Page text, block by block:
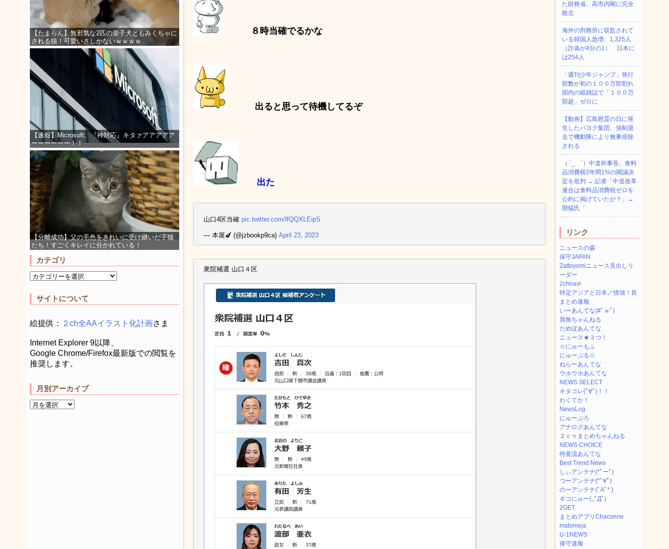
【たまらん】無邪気な2匹の柴子犬ともみくちゃに
される猫！可愛いさしかないｗｗｗｗ
【速報】Microsoft、『神対応』キタァアアアアア
ーーーーーー！！
【分離成功】父の毛色をきれいに受け継いだ子猫
たち！すごくキレイに分かれている！
カテゴリ
サイトについて
絵提供： ２ch全AAイラスト化計画さま
Internet Explorer 9以降、
Google Chrome/Firefox最新版での閲覧を
推奨します。
月別アーカイブ
８時当確でるかな
出ると思って待機してるぞ
出た
山口4区当確 pic.twitter.com/lfQQXLEipS
— 本屋🍆 (@jzbookp9ca) April 23, 2023
衆院補選 山口４区
た財務省、高市内閣に完全
敗北
海外の刑務所に収監されて
いる韓国人急増、1,325人
（詐偽が4分の1） 日本に
は254人
「週刊少年ジャンプ」発行
部数が初の１００万部割れ
国内の紙雑誌で「１００万
部超」ゼロに
【動画】広島慰霊の日に発
生したパヨク集団、強制退
去で機動隊により無事排除
される
（ ´_ゝ`）中道幹事長、食料
品消費税2年間1%の閣議決
定を批判 → 記者「中道改革
連合は食料品消費税ゼロを
公約に掲げていたが？」→
階猛氏「
リンク
ニュースの森
保守JAPAN
Zattoyomiニュース見出しリ
ーダー
2chnavi
特定アジアと日本／情強！良
まとめ速報
いーあんてな(#ﾟｗﾟ)
我無ちゃんねる
だめぽあんてな
ニュース★３つ！
☆にゅーもふ
にゅーぷる☆
ねらーあんてな
ウホウホあんてな
NEWS SELECT
キタコレ(ﾟ∀ﾟ)！！
わくてか！
NewsLog
にゅーぷろ
アナログあんてな
２ｃｈまとめちゃんねる
NEWS CHOICE
特亜流あんてな
Best Trend News
しぃアンテナ(*ﾟーﾟ)
つーアンテナ(*ﾟ∀ﾟ)
のーアンテナ(ﾟAﾟ* )
ギコにゅー(,,ﾟДﾟ)
2GET
まとめアプリChaconne
matomeja
U-1NEWS
保守速報